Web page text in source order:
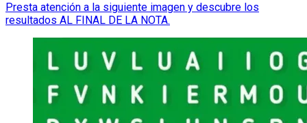
Presta atención a la siguiente imagen y descubre los
resultados AL FINAL DE LA NOTA.